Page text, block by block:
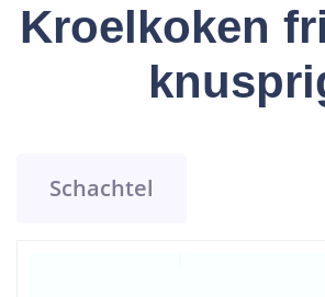
Kroelkoken
Schachtel